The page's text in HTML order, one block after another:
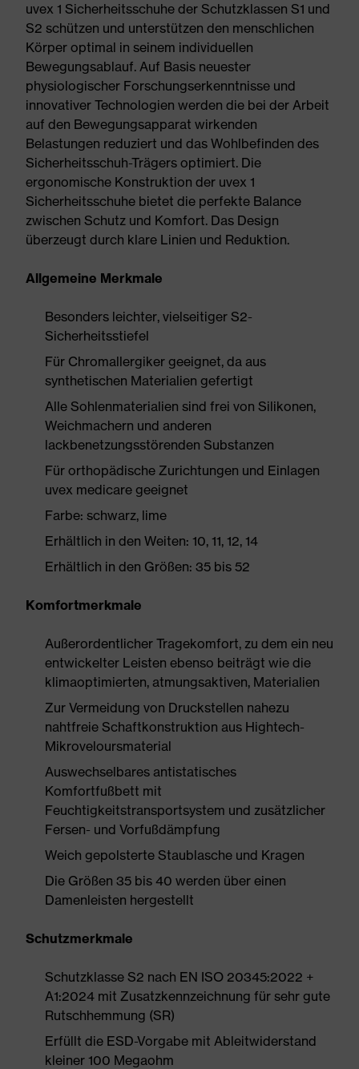
uvex 1 Sicherheitsschuhe der Schutzklassen S1 und
S2 schützen und unterstützen den menschlichen
Körper optimal in seinem individuellen
Bewegungsablauf. Auf Basis neuester
physiologischer Forschungserkenntnisse und
innovativer Technologien werden die bei der Arbeit
auf den Bewegungsapparat wirkenden
Belastungen reduziert und das Wohlbefinden des
Sicherheitsschuh-Trägers optimiert. Die
ergonomische Konstruktion der uvex 1
Sicherheitsschuhe bietet die perfekte Balance
zwischen Schutz und Komfort. Das Design
überzeugt durch klare Linien und Reduktion.
Allgemeine Merkmale
Besonders leichter, vielseitiger S2-
Sicherheitsstiefel
Für Chromallergiker geeignet, da aus
synthetischen Materialien gefertigt
Alle Sohlenmaterialien sind frei von Silikonen,
Weichmachern und anderen
lackbenetzungsstörenden Substanzen
Für orthopädische Zurichtungen und Einlagen
uvex medicare geeignet
Farbe: schwarz, lime
Erhältlich in den Weiten: 10, 11, 12, 14
Erhältlich in den Größen: 35 bis 52
Komfortmerkmale
Außerordentlicher Tragekomfort, zu dem ein neu
entwickelter Leisten ebenso beiträgt wie die
klimaoptimierten, atmungsaktiven, Materialien
Zur Vermeidung von Druckstellen nahezu
nahtfreie Schaftkonstruktion aus Hightech-
Mikroveloursmaterial
Auswechselbares antistatisches
Komfortfußbett mit
Feuchtigkeitstransportsystem und zusätzlicher
Fersen- und Vorfußdämpfung
Weich gepolsterte Staublasche und Kragen
Die Größen 35 bis 40 werden über einen
Damenleisten hergestellt
Schutzmerkmale
Schutzklasse S2 nach EN ISO 20345:2022 +
A1:2024 mit Zusatzkennzeichnung für sehr gute
Rutschhemmung (SR)
Erfüllt die ESD-Vorgabe mit Ableitwiderstand
kleiner 100 Megaohm